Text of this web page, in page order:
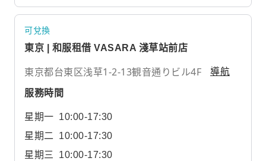
可兌換
東京 | 和服租借 VASARA 淺草站前店
東京都台東区浅草1-2-13観音通りビル4F 導航
服務時間
星期一 10:00-17:30
星期二
10:00-17:30
星期三
10:00-17:30